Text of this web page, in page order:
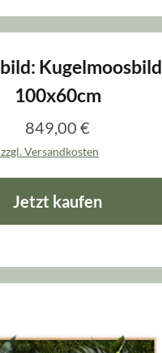
Kugelmoosbild
100x60cm
Regulärer Preis:
849,00 €
Versandkosten
Jetzt kaufen